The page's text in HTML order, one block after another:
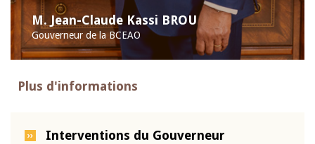
M. Jean-Claude Kassi BROU
Gouverneur de la BCEAO
Plus d'informations
Interventions du Gouverneur